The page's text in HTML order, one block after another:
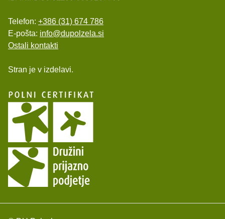
Telefon: +386 (31) 674 786
E-pošta: info@dupolzela.si
Ostali kontakti
Stran je v izdelavi.